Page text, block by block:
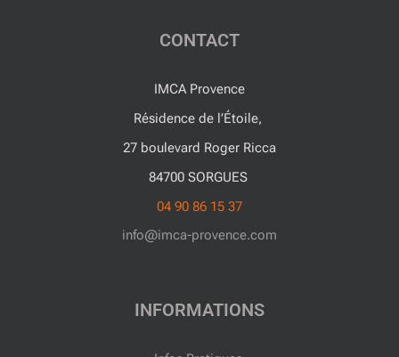
CONTACT
IMCA Provence
Résidence de l’Étoile,
27 boulevard Roger Ricca
84700 SORGUES
04 90 86 15 37
info@imca-provence.com
INFORMATIONS